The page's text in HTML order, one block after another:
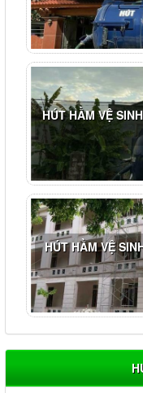
HÚT HẦM VỆ
HÚT HẦM VỆ